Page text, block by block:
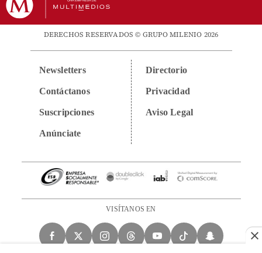
DERECHOS RESERVADOS © GRUPO MILENIO 2026
Newsletters
Contáctanos
Suscripciones
Anúnciate
Directorio
Privacidad
Aviso Legal
VISÍTANOS EN